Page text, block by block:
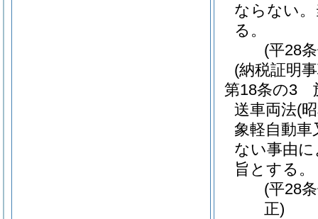
ならない。
る。
(平28
(納税証明
第18条の3
送車両法(
象軽自動
ない事由
旨とする。
(平28
正)